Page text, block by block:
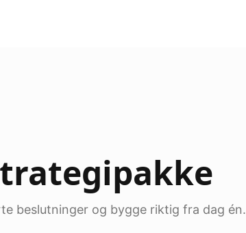
beslutninger og bygge riktig fra dag én.